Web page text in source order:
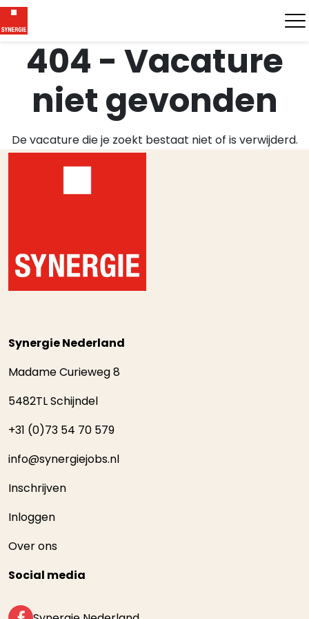
404 - Vacature
niet gevonden
De vacature die je zoekt bestaat niet of is verwijderd.
Synergie Nederland
Madame Curieweg 8
5482TL Schijndel
+31 (0)73 54 70 579
info@synergiejobs.nl
Inschrijven
Inloggen
Over ons
Social media